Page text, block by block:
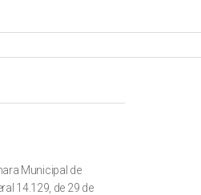
Municipal de
14.129, de 29 de